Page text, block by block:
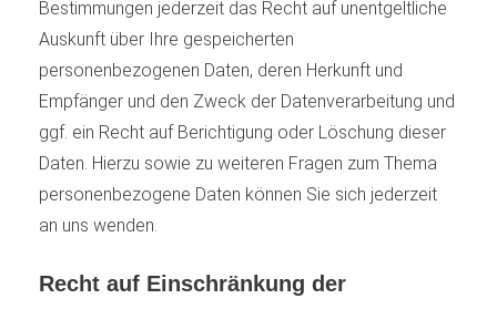
Bestimmungen jederzeit das Recht auf unentgeltliche
Auskunft über Ihre gespeicherten
personenbezogenen Daten, deren Herkunft und
Empfänger und den Zweck der Datenverarbeitung und
ggf. ein Recht auf Berichtigung oder Löschung dieser
Daten. Hierzu sowie zu weiteren Fragen zum Thema
personenbezogene Daten können Sie sich jederzeit
an uns wenden.
Recht auf Einschränkung der